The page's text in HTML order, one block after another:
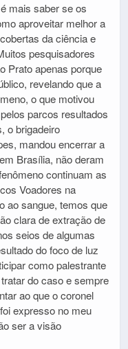
mais saber se os
aproveitar melhor a
da ciência e
pesquisadores
Prato apenas porque
revelando que a
o que motivou
parcos resultados
o brigadeiro
mandou encerrar a
Brasília, não deram
continuam as
Voadores na
ao sangue, temos que
clara de extração de
seios de algumas
do foco de luz
como palestrante
do caso e sempre
ao que o coronel
expresso no meu
ser a visão